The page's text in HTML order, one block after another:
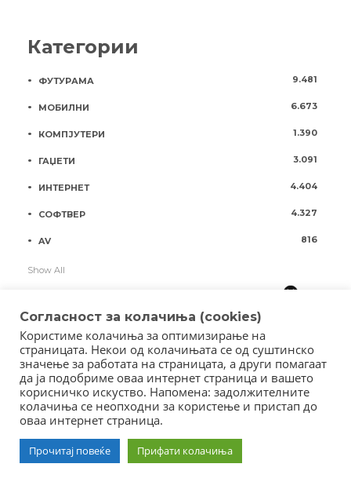
Категории
ФУТУРАМА 9.481
МОБИЛНИ 6.673
КОМПЈУТЕРИ 1.390
ГАЏЕТИ 3.091
ИНТЕРНЕТ 4.404
СОФТВЕР 4.327
AV 816
Show All
Copyright © 2018 - Member of IAB Macedonia
Member of Clip Media Group / 2017
Согласност за колачиња (cookies)
Користиме колачиња за оптимизирање на
страницата. Некои од колачињата се од суштинско
значење за работата на страницата, а други помагаат
да ја подобриме оваа интернет страница и вашето
корисничко искуство. Напомена: задолжителните
колачиња се неопходни за користење и пристап до
оваа интернет страница.
Прочитај повеќе Прифати колачиња